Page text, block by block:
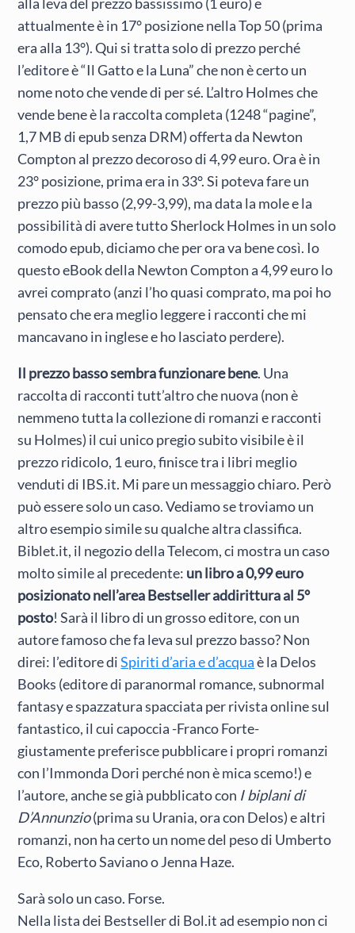
attualmente è in 17° posizione nella Top 50 (prima
era alla 13°). Qui si tratta solo di prezzo perché
l’editore è “Il Gatto e la Luna” che non è certo un
nome noto che vende di per sé. L’altro Holmes che
vende bene è la raccolta completa (1248 “pagine”,
1,7 MB di epub senza DRM) offerta da Newton
Compton al prezzo decoroso di 4,99 euro. Ora è in
23° posizione, prima era in 33°. Si poteva fare un
prezzo più basso (2,99-3,99), ma data la mole e la
possibilità di avere tutto Sherlock Holmes in un solo
comodo epub, diciamo che per ora va bene così. Io
questo eBook della Newton Compton a 4,99 euro lo
avrei comprato (anzi l’ho quasi comprato, ma poi ho
pensato che era meglio leggere i racconti che mi
mancavano in inglese e ho lasciato perdere).
Il prezzo basso sembra funzionare bene. Una
raccolta di racconti tutt’altro che nuova (non è
nemmeno tutta la collezione di romanzi e racconti
su Holmes) il cui unico pregio subito visibile è il
prezzo ridicolo, 1 euro, finisce tra i libri meglio
venduti di IBS.it. Mi pare un messaggio chiaro. Però
può essere solo un caso. Vediamo se troviamo un
altro esempio simile su qualche altra classifica.
Biblet.it, il negozio della Telecom, ci mostra un caso
molto simile al precedente: un libro a 0,99 euro
posizionato nell’area Bestseller addirittura al 5°
posto! Sarà il libro di un grosso editore, con un
autore famoso che fa leva sul prezzo basso? Non
direi: l’editore diSpiriti d’aria e d’acquaè la Delos
Books (editore di paranormal romance, subnormal
fantasy e spazzatura spacciata per rivista online sul
fantastico, il cui capoccia -Franco Forte-
giustamente preferisce pubblicare i propri romanzi
con l’Immonda Dori perché non è mica scemo!) e
l’autore, anche se già pubblicato con I biplani di
D’Annunzio(prima su Urania, ora con Delos) e altri
romanzi, non ha certo un nome del peso di Umberto
Eco, Roberto Saviano o Jenna Haze.
Sarà solo un caso. Forse.
Nella lista dei Bestseller di Bol.it ad esempio non ci